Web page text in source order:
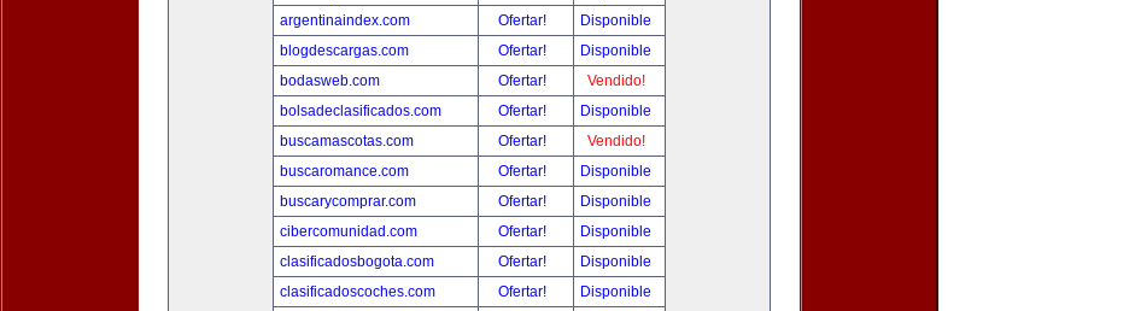
argentinaindex.com
Ofertar!
Disponible
blogdescargas.com
Ofertar!
Disponible
bodasweb.com
Ofertar!
Vendido!
bolsadeclasificados.com
Ofertar!
Disponible
buscamascotas.com
Ofertar!
Vendido!
buscaromance.com
Ofertar!
Disponible
buscarycomprar.com
Ofertar!
Disponible
cibercomunidad.com
Ofertar!
Disponible
clasificadosbogota.com
Ofertar!
Disponible
clasificadoscoches.com
Ofertar!
Disponible